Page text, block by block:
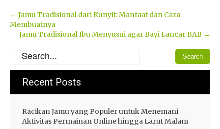
Post
navigation
← Jamu Tradisional dari Kunyit: Manfaat dan Cara
Membuatnya
Jamu Tradisional Ibu Menyusui agar Bayi Lancar BAB →
Recent Posts
Racikan Jamu yang Populer untuk Menemani
Aktivitas Permainan Online hingga Larut Malam